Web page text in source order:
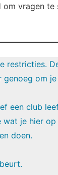
vragen
restricties.
om
een club
wat je hier
doen.